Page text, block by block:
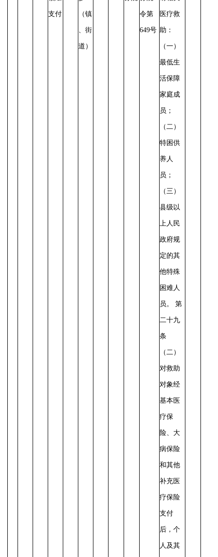
支付 （镇
、街
道）
令第
649号
医疗救
助：
（一）
最低生
活保障
家庭成
员；
（二）
特困供
养人
员；
（三）
县级以
上人民
政府规
定的其
他特殊
困难人
员。 第
二十九
条
（二）
对救助
对象经
基本医
疗保
险、大
病保险
和其他
补充医
疗保险
支付
后，个
人及其